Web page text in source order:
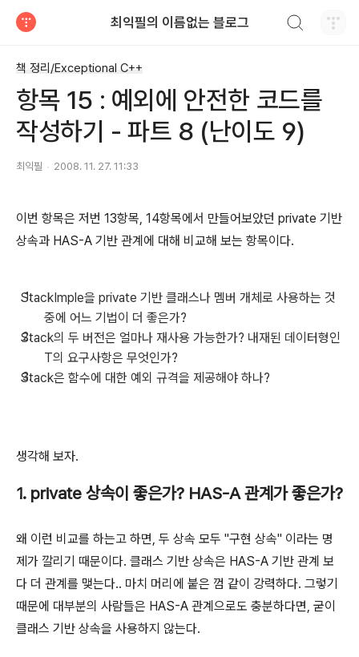
최익필의 이름없는 블로그
책 정리/Exceptional C++
항목 15 : 예외에 안전한 코드를
작성하기 - 파트 8 (난이도 9)
최익필 2008. 11. 27. 11:33
이번 항목은 저번 13항목, 14항목에서 만들어보았던 private 기반
상속과 HAS-A 기반 관계에 대해 비교해 보는 항목이다.
StackImple을 private 기반 클래스나 멤버 개체로 사용하는 것
중에 어느 기법이 더 좋은가?
Stack의 두 버전은 얼마나 재사용 가능한가? 내재된 데이터형인
T의 요구사항은 무엇인가?
Stack은 함수에 대한 예외 규격을 제공해야 하나?
생각해 보자.
1. private 상속이 좋은가? HAS-A 관계가 좋은가?
왜 이런 비교를 하는고 하면, 두 상속 모두 "구현 상속" 이라는 명
제가 깔리기 때문이다. 클래스 기반 상속은 HAS-A 기반 관계 보
다 더 관계를 맺는다.. 마치 머리에 붙은 껌 같이 강력하다. 그렇기
때문에 대부분의 사람들은 HAS-A 관계으로도 충분하다면, 굳이
클래스 기반 상속을 사용하지 않는다.